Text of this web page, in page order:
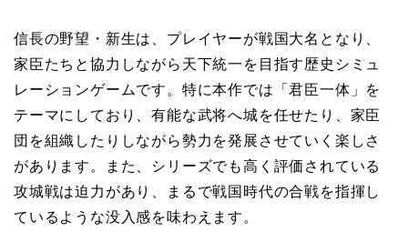
信長の野望・新生は、プレイヤーが戦国大名となり、
家臣たちと協力しながら天下統一を目指す歴史シミュ
レーションゲームです。特に本作では「君臣一体」を
テーマにしており、有能な武将へ城を任せたり、家臣
団を組織したりしながら勢力を発展させていく楽しさ
があります。また、シリーズでも高く評価されている
攻城戦は迫力があり、まるで戦国時代の合戦を指揮し
ているような没入感を味わえます。